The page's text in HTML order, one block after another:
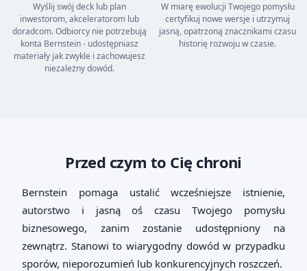
Wyślij swój deck lub plan
inwestorom, akceleratorom lub
doradcom. Odbiorcy nie potrzebują
konta Bernstein - udostępniasz
materiały jak zwykle i zachowujesz
niezależny dowód.
W miarę ewolucji Twojego pomysłu
certyfikuj nowe wersje i utrzymuj
jasną, opatrzoną znacznikami czasu
historię rozwoju w czasie.
Przed czym to Cię chroni
Bernstein pomaga ustalić wcześniejsze istnienie,
autorstwo i jasną oś czasu Twojego pomysłu
biznesowego, zanim zostanie udostępniony na
zewnątrz. Stanowi to wiarygodny dowód w przypadku
sporów, nieporozumień lub konkurencyjnych roszczeń.